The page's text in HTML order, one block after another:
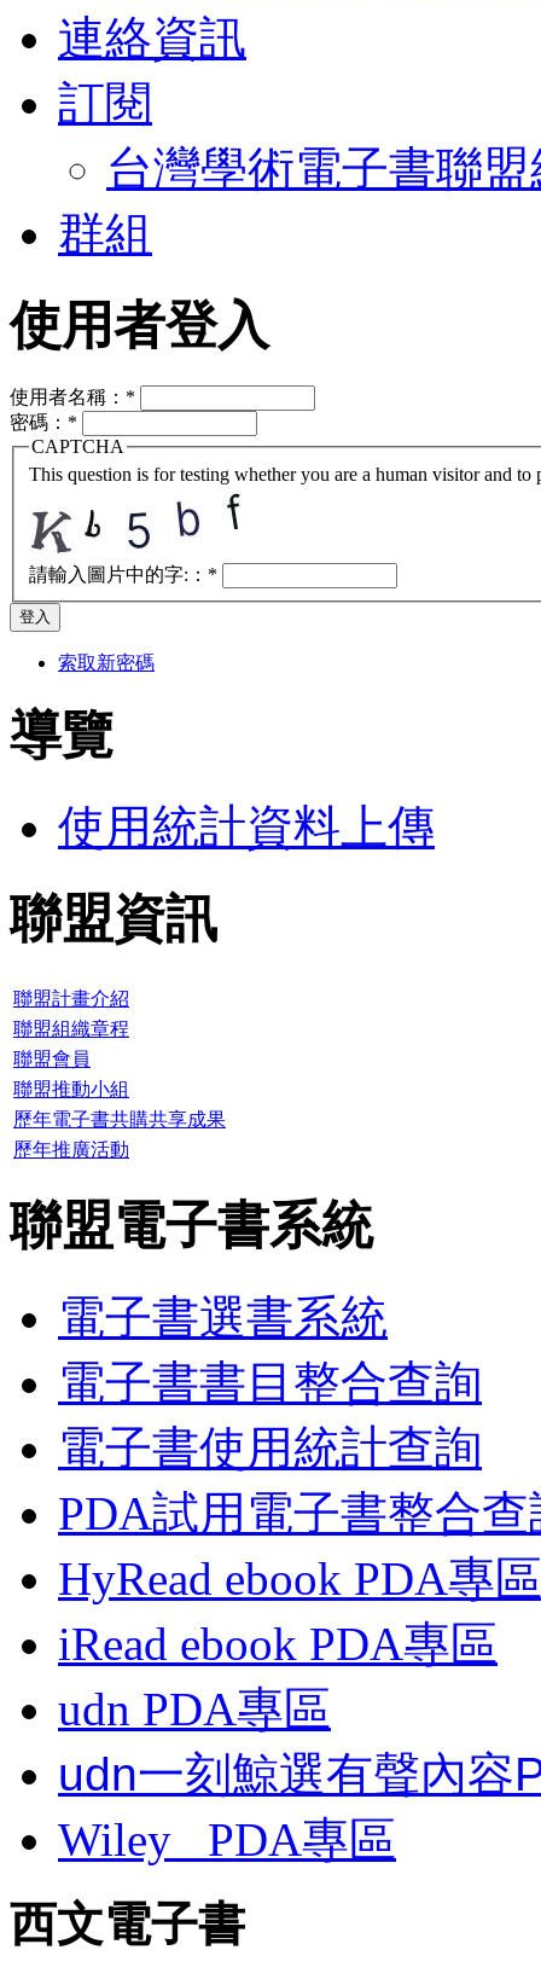
連絡資訊
訂閱
台灣學術電子書聯
群組
使用者登入
使用者名稱： *
密碼： *
CAPTCHA
This question is for testing whether you are a human visitor and to
請輸入圖片中的字:： *
索取新密碼
導覽
使用統計資料上傳
聯盟資訊
聯盟計畫介紹
聯盟組織章程
聯盟會員
聯盟推動小組
歷年電子書共購共享成果
歷年推廣活動
聯盟電子書系統
電子書選書系統
電子書書目整合查詢
電子書使用統計查詢
PDA試用電子書整合查
HyRead ebook PDA專區
iRead ebook PDA專區
udn PDA專區
udn一刻鯨選有聲內容
Wiley
PDA專區
西文電子書